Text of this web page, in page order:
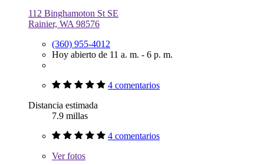
112 Binghamoton St SE
Rainier, WA 98576
(360) 955-4012
Hoy abierto de 11 a. m. - 6 p. m.
4 comentarios
Distancia estimada
7.9 millas
4 comentarios
Verfotos